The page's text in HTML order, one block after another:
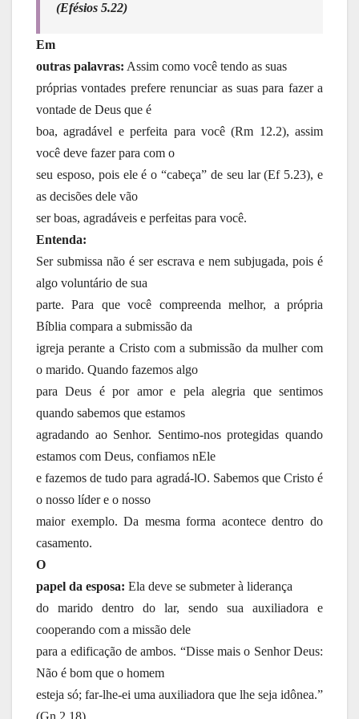
(Efésios 5.22)
Em
outras palavras: Assim como você tendo as suas
próprias vontades prefere renunciar as suas para fazer a
vontade de Deus que é
boa, agradável e perfeita para você (Rm 12.2), assim
você deve fazer para com o
seu esposo, pois ele é o “cabeça” de seu lar (Ef 5.23), e
as decisões dele vão
ser boas, agradáveis e perfeitas para você.
Entenda:
Ser submissa não é ser escrava e nem subjugada, pois é
algo voluntário de sua
parte. Para que você compreenda melhor, a própria
Bíblia compara a submissão da
igreja perante a Cristo com a submissão da mulher com
o marido. Quando fazemos algo
para Deus é por amor e pela alegria que sentimos
quando sabemos que estamos
agradando ao Senhor. Sentimo-nos protegidas quando
estamos com Deus, confiamos nEle
e fazemos de tudo para agradá-lO. Sabemos que Cristo é
o nosso líder e o nosso
maior exemplo. Da mesma forma acontece dentro do
casamento.
O
papel da esposa: Ela deve se submeter à liderança
do marido dentro do lar, sendo sua auxiliadora e
cooperando com a missão dele
para a edificação de ambos. “Disse mais o Senhor Deus:
Não é bom que o homem
esteja só; far-lhe-ei uma auxiliadora que lhe seja idônea.”
(Gn 2.18)